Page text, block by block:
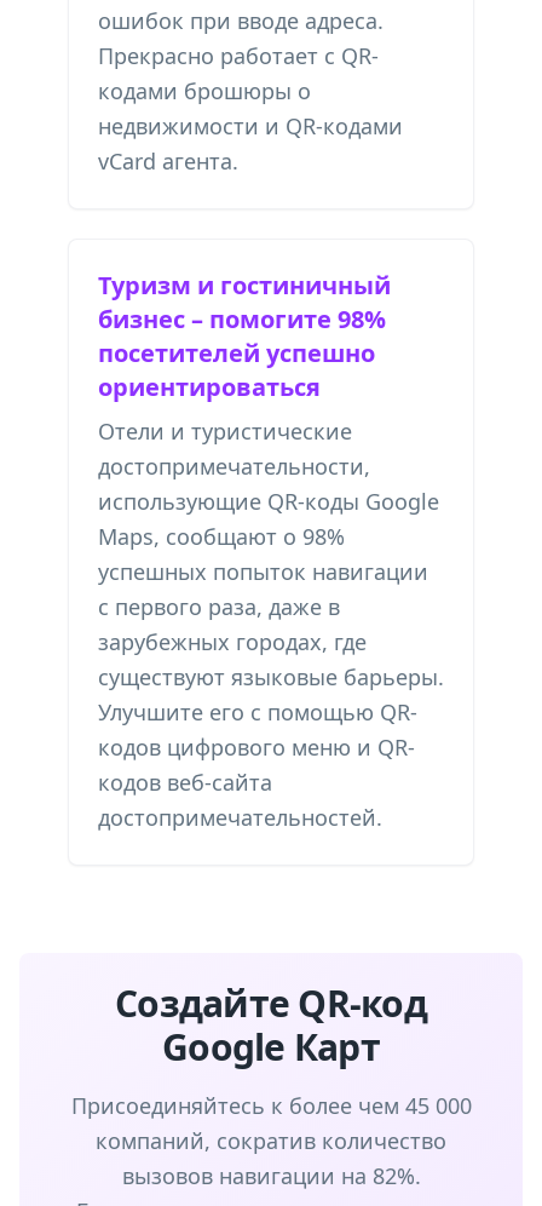
ошибок при вводе адреса.
Прекрасно работает с QR-
кодами брошюры о
недвижимости и QR-кодами
vCard агента.
Туризм и гостиничный
бизнес – помогите 98%
посетителей успешно
ориентироваться
Отели и туристические
достопримечательности,
использующие QR-коды Google
Maps, сообщают о 98%
успешных попыток навигации
с первого раза, даже в
зарубежных городах, где
существуют языковые барьеры.
Улучшите его с помощью QR-
кодов цифрового меню и QR-
кодов веб-сайта
достопримечательностей.
Создайте QR-код
Google Карт
Присоединяйтесь к более чем 45 000
компаний, сократив количество
вызовов навигации на 82%.